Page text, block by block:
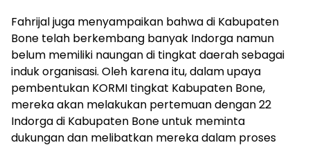
Fahrijal juga menyampaikan bahwa di Kabupaten
Bone telah berkembang banyak Indorga namun
belum memiliki naungan di tingkat daerah sebagai
induk organisasi. Oleh karena itu, dalam upaya
pembentukan KORMI tingkat Kabupaten Bone,
mereka akan melakukan pertemuan dengan 22
Indorga di Kabupaten Bone untuk meminta
dukungan dan melibatkan mereka dalam proses